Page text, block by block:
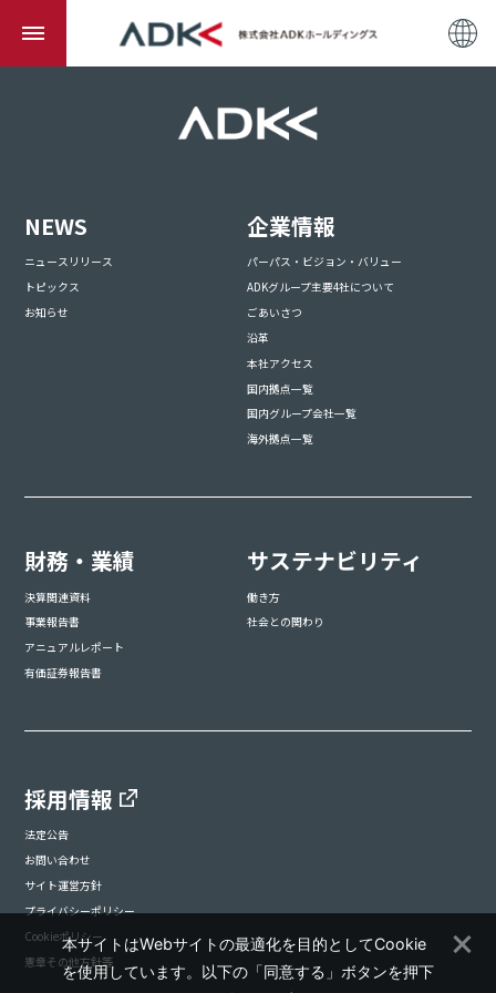
NEWS
ニュースリリース
トピックス
お知らせ
企業情報
パーパス・ビジョン・バリュー
ADKグループ主要4社について
ごあいさつ
沿革
本社アクセス
国内拠点一覧
国内グループ会社一覧
海外拠点一覧
財務・業績
決算関連資料
事業報告書
アニュアルレポート
有価証券報告書
サステナビリティ
働き方
社会との関わり
採用情報
法定公告
お問い合わせ
サイト運営方針
プライバシーポリシー
Cookieポリシー
憲章その他方針等
本サイトはWebサイトの最適化を目的としてCookie
を使用しています。以下の「同意する」ボタンを押下